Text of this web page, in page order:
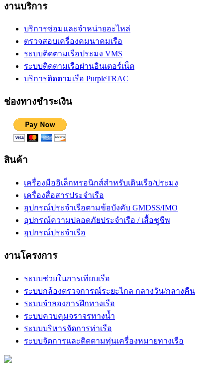
งานบริการ
บริการซ่อมและจำหน่ายอะไหล่
ตรวจสอบเครื่องคมนาคมเรือ
ระบบติดตามเรือประมง VMS
ระบบติดตามเรือผ่านอินเตอร์เน็ต
บริการติดตามเรือ PurpleTRAC
ช่องทางชำระเงิน
สินค้า
เครื่องมืออิเล็กทรอนิกส์สำหรับเดินเรือ/ประมง
เครื่องสื่อสารประจำเรือ
อุปกรณ์ประจำเรือตามข้อบังคับ GMDSS/IMO
อุปกรณ์ความปลอดภัยประจำเรือ / เสื้อชูชีพ
อุปกรณ์ประจำเรือ
งานโครงการ
ระบบช่วยในการเทียบเรือ
ระบบกล้องตรวจการณ์ระยะไกล กลางวัน/กลางคืน
ระบบจำลองการฝึกทางเรือ
ระบบควบคุมจราจรทางน้ำ
ระบบบริหารจัดการท่าเรือ
ระบบจัดการและติดตามทุ่นเครื่องหมายทางเรือ